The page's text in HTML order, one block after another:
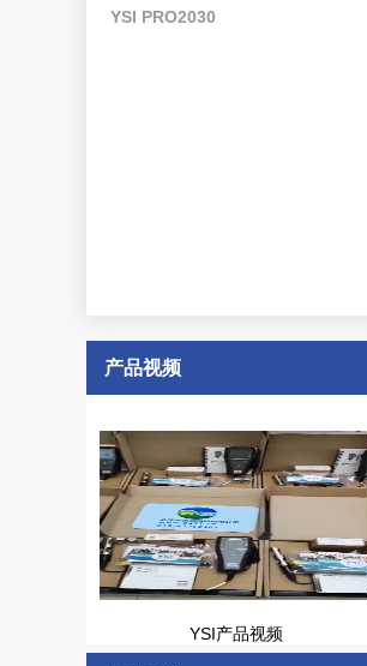
YSI PRO2030
产品视频
YSI产品视频